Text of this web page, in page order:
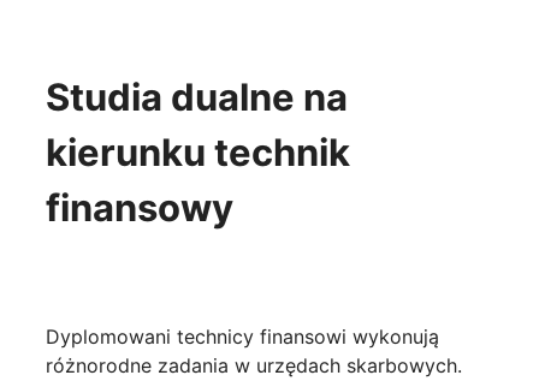
Studia dualne na
kierunku technik
finansowy
Dyplomowani technicy finansowi wykonują
różnorodne zadania w urzędach skarbowych.